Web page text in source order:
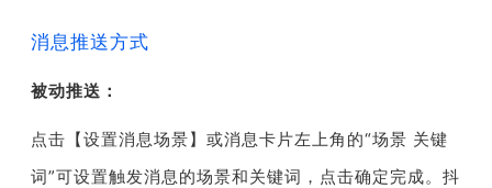
消息推送方式
被动推送：
点击【设置消息场景】或消息卡片左上角的“场景 关键
词”可设置触发消息的场景和关键词，点击确定完成。 抖